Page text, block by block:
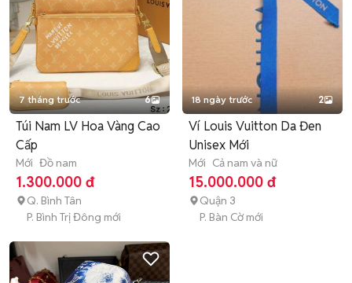
7 tháng trước 6
Túi Nam LV Hoa Vàng Cao
Cấp
Mới Đồ nam
1.300.000 đ
Q. Bình Tân
P. Bình Trị Đông mới
18 ngày trước 2
Ví Louis Vuitton Da Đen
Unisex Mới
Mới Cả nam và nữ
15.000.000 đ
Quận 3
P. Bàn Cờ mới